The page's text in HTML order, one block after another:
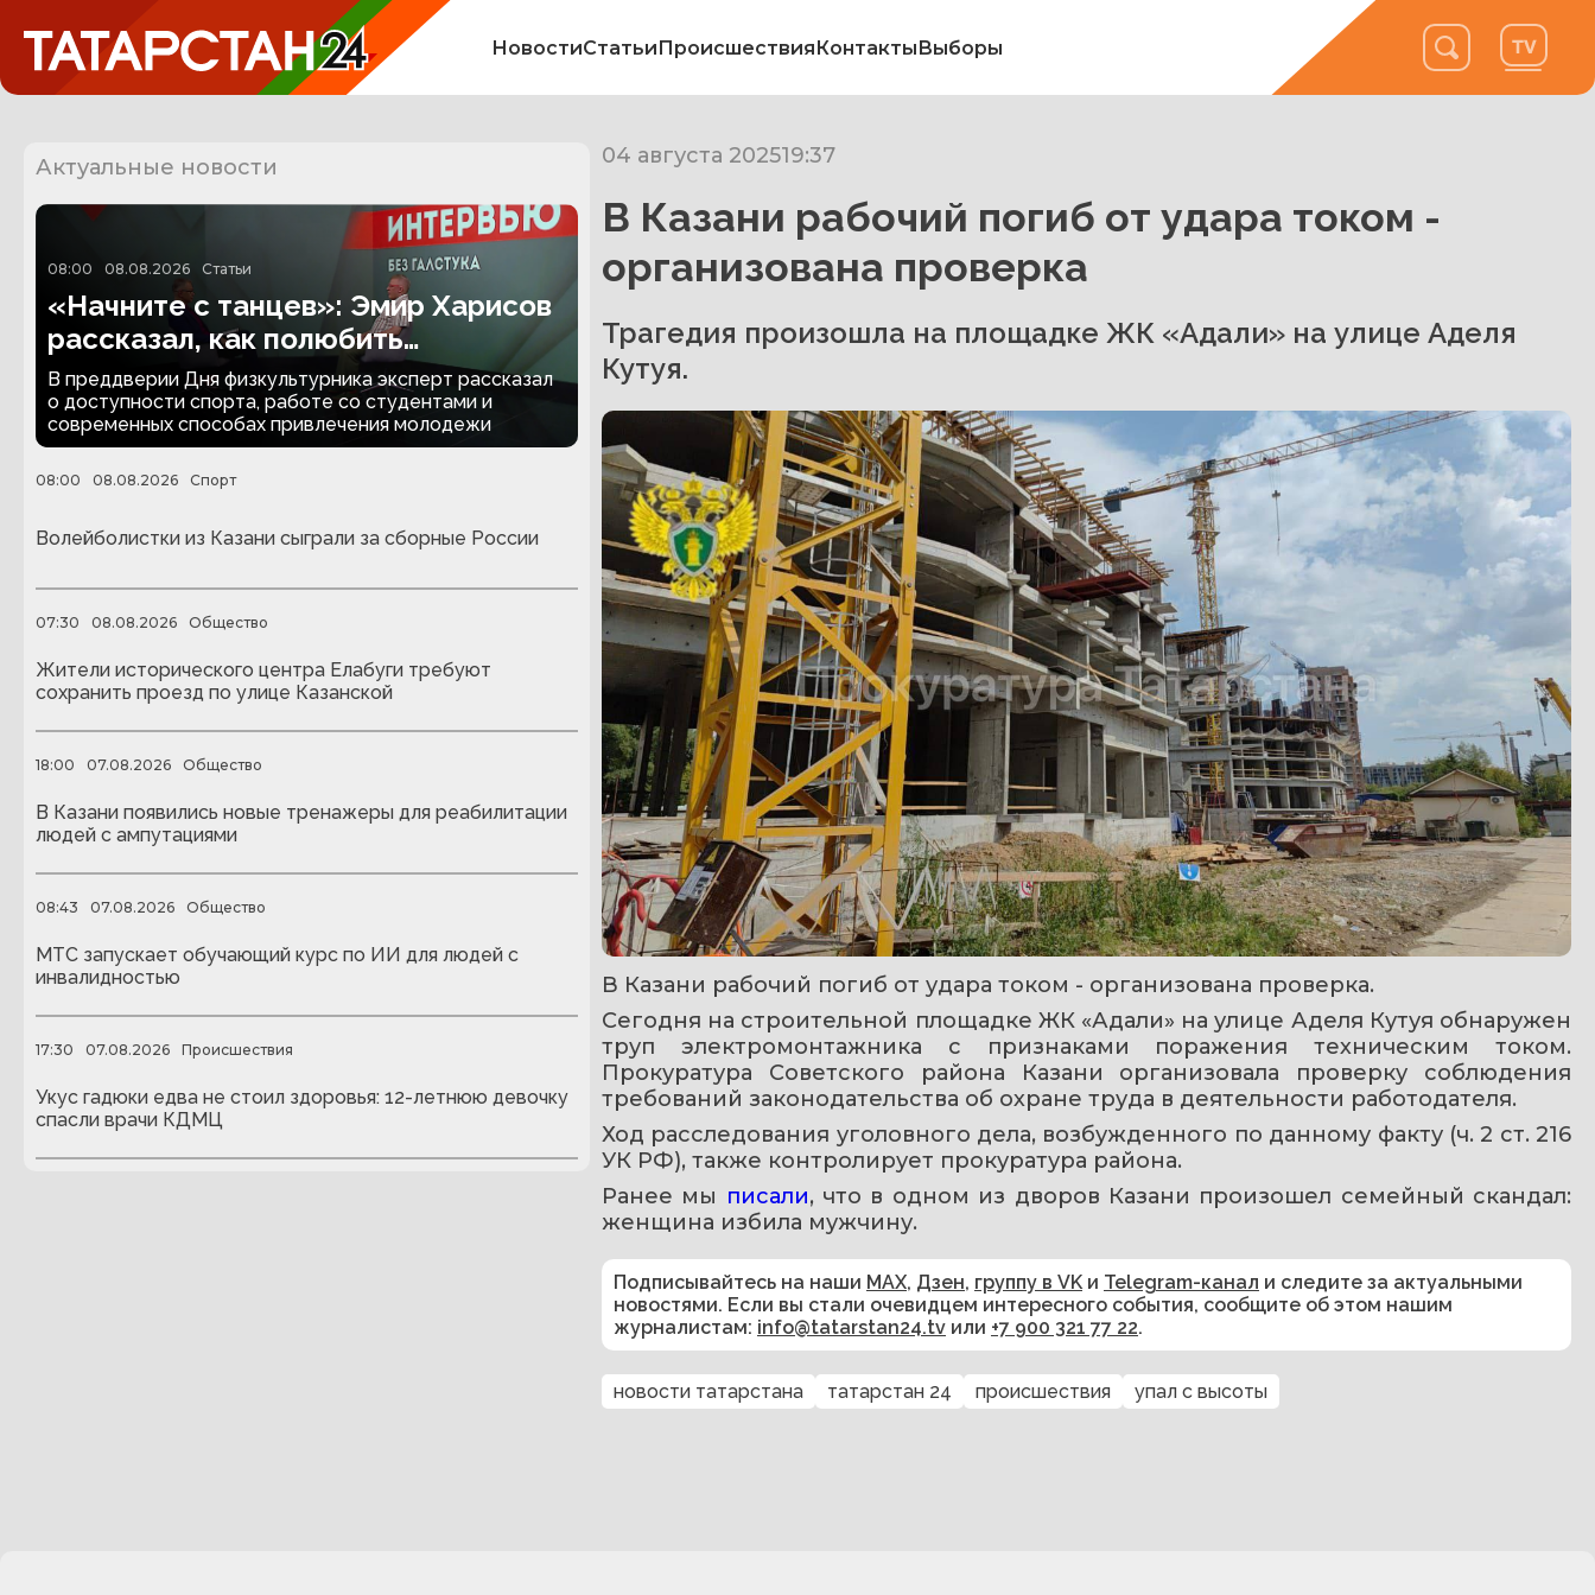
НовостиСтатьиПроисшествияКонтактыВыборы
Актуальные новости
08:00 08.08.2026 Статьи
«Начните с танцев»: Эмир Харисов
рассказал, как полюбить
физкультуру
В преддверии Дня физкультурника эксперт рассказал
о доступности спорта, работе со студентами и
современных способах привлечения молодежи
08:00 08.08.2026 Спорт
Волейболистки из Казани сыграли за сборные России
07:30 08.08.2026 Общество
Жители исторического центра Елабуги требуют
сохранить проезд по улице Казанской
18:00 07.08.2026 Общество
В Казани появились новые тренажеры для реабилитации
людей с ампутациями
08:43 07.08.2026 Общество
МТС запускает обучающий курс по ИИ для людей с
инвалидностью
17:30 07.08.2026 Происшествия
Укус гадюки едва не стоил здоровья: 12-летнюю девочку
спасли врачи КДМЦ
04 августа 202519:37
В Казани рабочий погиб от удара током -
организована проверка
Трагедия произошла на площадке ЖК «Адали» на улице Аделя
Кутуя.
В Казани рабочий погиб от удара током - организована проверка.
Сегодня на строительной площадке ЖК «Адали» на улице Аделя Кутуя обнаружен
труп электромонтажника с признаками поражения техническим током.
Прокуратура Советского района Казани организовала проверку соблюдения
требований законодательства об охране труда в деятельности работодателя.
Ход расследования уголовного дела, возбужденного по данному факту (ч. 2 ст. 216
УК РФ), также контролирует прокуратура района.
Ранее мы писали, что в одном из дворов Казани произошел семейный скандал:
женщина избила мужчину.
Подписывайтесь на наши MAX, Дзен, группу в VK и Telegram-канал и следите за актуальными
новостями. Если вы стали очевидцем интересного события, сообщите об этом нашим
журналистам: info@tatarstan24.tv или +7 900 321 77 22.
новости татарстана татарстан 24 происшествия упал с высоты